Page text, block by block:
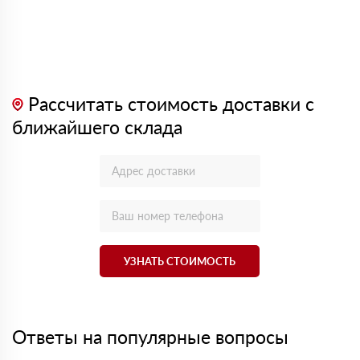
Рассчитать стоимость доставки с
ближайшего склада
УЗНАТЬ СТОИМОСТЬ
Ответы на популярные вопросы